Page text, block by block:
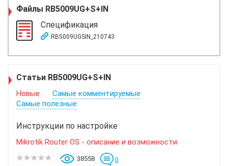
Файлы RB5009UG+S+IN
Спецификация
RB5009UGSIN_210743
Статьи RB5009UG+S+IN
Новые
Самые комментируемые
Самые полезные
Инструкции по настройке
Mikrotik Router OS - описание и возможности
38558 0